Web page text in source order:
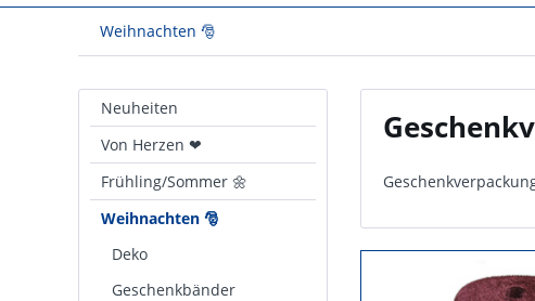
Weihnachten 🎅
Neuheiten
Von Herzen ❤
Frühling/Sommer 🌼
Weihnachten 🎅
Deko
Geschenkbänder